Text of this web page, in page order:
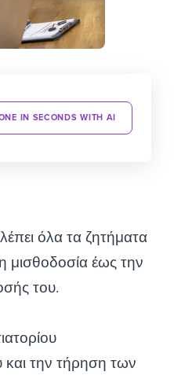
IN SECONDS WITH AI
όλα τα ζητήματα
μισθοδοσία έως την
του.
την τήρηση των